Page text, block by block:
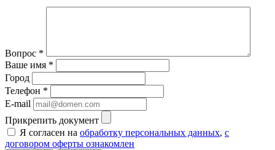
Вопрос *
Ваше имя *
Город
Телефон *
E-mail
Прикрепить документ
Я согласен на обработку персональных данных, с
договором оферты ознакомлен